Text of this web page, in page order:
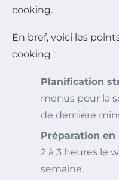
cooking.
En bref, voici les
cooking :
Planification
menus pour la
de dernière
Préparation en
2 à 3 heures le
semaine.